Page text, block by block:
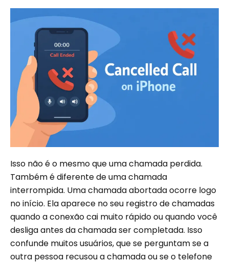
Isso não é o mesmo que uma chamada perdida.
Também é diferente de uma chamada
interrompida. Uma chamada abortada ocorre logo
no início. Ela aparece no seu registro de chamadas
quando a conexão cai muito rápido ou quando você
desliga antes da chamada ser completada. Isso
confunde muitos usuários, que se perguntam se a
outra pessoa recusou a chamada ou se o telefone